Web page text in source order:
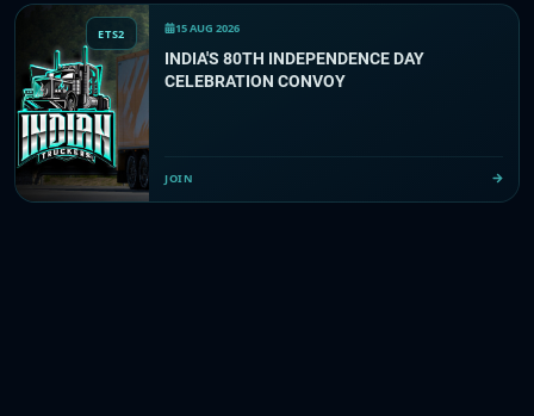
ETS2 15 AUG 2026
INDIA'S 80TH INDEPENDENCE DAY
CELEBRATION CONVOY
JOIN